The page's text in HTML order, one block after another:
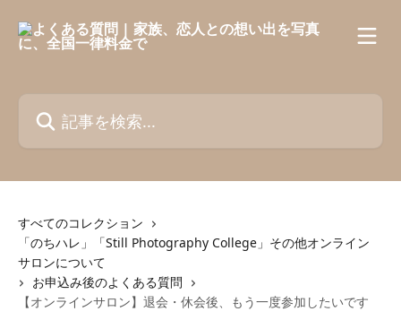
すべてのコレクション
「のちハレ」「Still Photography College」その他オンライン
サロンについて
お申込み後のよくある質問
【オンラインサロン】退会・休会後、もう一度参加したいです